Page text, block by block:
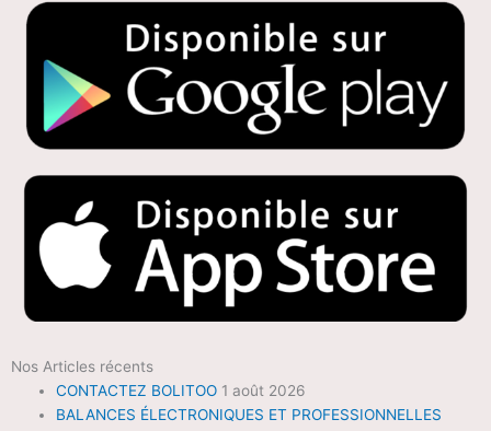
Nos Articles récents
CONTACTEZ BOLITOO 1 août 2026
BALANCES ÉLECTRONIQUES ET PROFESSIONNELLES